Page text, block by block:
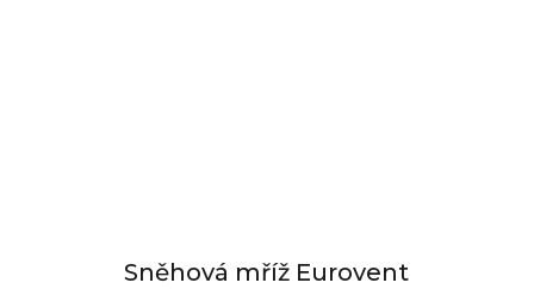
Sněhová mříž Eurovent